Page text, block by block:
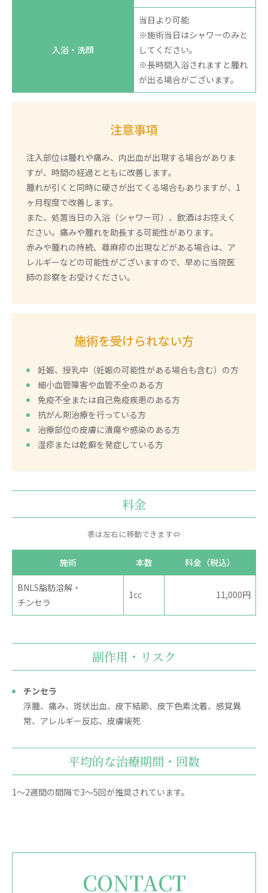
入浴・洗顔
当日より可能
※施術当日はシャワーのみと
してください。
※長時間入浴されますと腫れ
が出る場合がございます。
注意事項
注入部位は腫れや痛み、内出血が出現する場合がありま
すが、時間の経過とともに改善します。
腫れが引くと同時に硬さが出てくる場合もありますが、1
ヶ月程度で改善します。
また、処置当日の入浴（シャワー可）、飲酒はお控えく
ださい。痛みや腫れを助長する可能性があります。
赤みや腫れの持続、蕁麻疹の出現などがある場合は、ア
レルギーなどの可能性がございますので、早めに当院医
師の診察をお受けください。
施術を受けられない方
妊娠、授乳中（妊娠の可能性がある場合も含む）の方
細小血管障害や血管不全のある方
免疫不全または自己免疫疾患のある方
抗がん剤治療を行っている方
治療部位の皮膚に潰瘍や感染のある方
湿疹または乾癬を発症している方
料金
表は左右に移動できます⇔
施術 本数 料金（税込）
BNLS脂肪溶解・
チンセラ
1㏄ 11,000円
副作用・リスク
チンセラ
浮腫、痛み、斑状出血、皮下結節、皮下色素沈着、感覚異
常、アレルギー反応、皮膚壊死
平均的な治療期間・回数
1～2週間の間隔で3～5回が推奨されています。